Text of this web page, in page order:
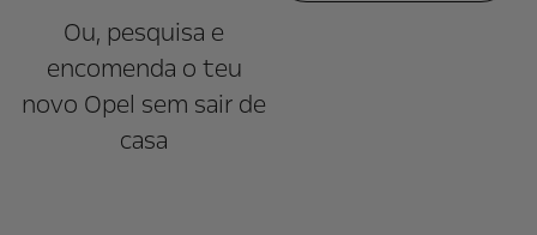
Ou, pesquisa e
encomenda o teu
novo Opel sem sair de
casa